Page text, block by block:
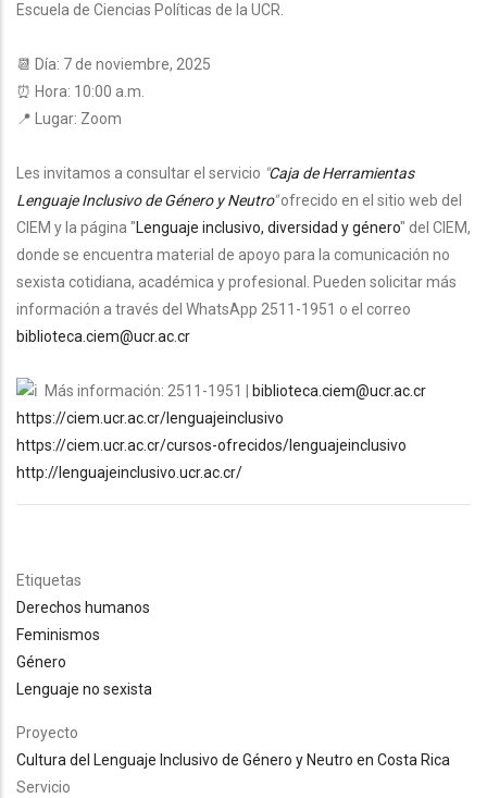
Escuela de Ciencias Políticas de la UCR.
📆 Día: 7 de noviembre, 2025
⏰ Hora: 10:00 a.m.
📍 Lugar: Zoom
Les invitamos a consultar el servicio "Caja de Herramientas
Lenguaje Inclusivo de Género y Neutro"ofrecido en el sitio web del
CIEM y la página "Lenguaje inclusivo, diversidad y género" del CIEM,
donde se encuentra material de apoyo para la comunicación no
sexista cotidiana, académica y profesional. Pueden solicitar más
información a través del WhatsApp 2511-1951 o el correo
biblioteca.ciem@ucr.ac.cr
Más información: 2511-1951 |
biblioteca.ciem@ucr.ac.cr
https://ciem.ucr.ac.cr/lenguajeinclusivo
https://ciem.ucr.ac.cr/cursos-ofrecidos/lenguajeinclusivo
http://lenguajeinclusivo.ucr.ac.cr/
Etiquetas
Derechos humanos
Feminismos
Género
Lenguaje no sexista
Proyecto
Cultura del Lenguaje Inclusivo de Género y Neutro en Costa Rica
Servicio